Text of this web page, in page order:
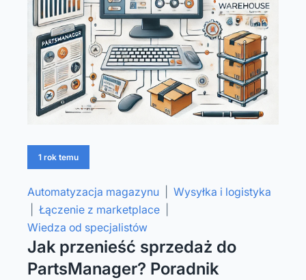
1 rok temu
Automatyzacja magazynu
Wysyłka i logistyka
Łączenie z marketplace
Wiedza od specjalistów
Jak przenieść sprzedaż do
PartsManager? Poradnik